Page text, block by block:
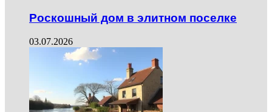
Роскошный дом в элитном поселке
03.07.2026